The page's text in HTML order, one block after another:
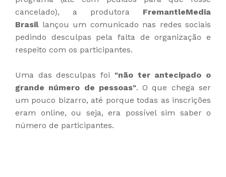
cancelado), a produtora FremantleMedia
Brasillançou um comunicado nas redes sociais
pedindo desculpas pela falta de organização e
respeito com os participantes.
Uma das desculpas foi "não ter antecipado o
grande número de pessoas". O que chega ser
um pouco bizarro, até porque todas as inscrições
eram online, ou seja, era possível sim saber o
número de participantes.